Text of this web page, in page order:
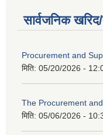
सार्वजनिक
Procurement and
मिति: 05/20/2026 -
The Procurement
मिति: 05/06/2026 -